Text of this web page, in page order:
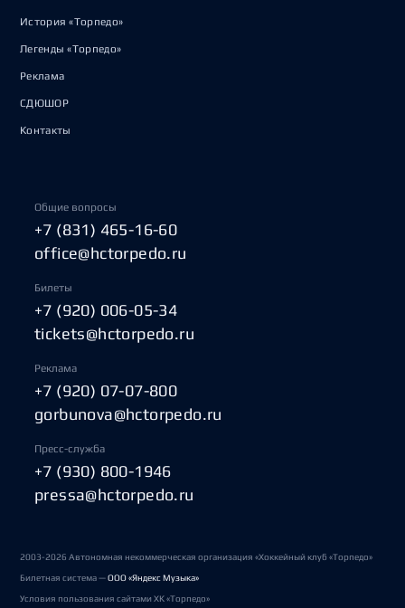
История «Торпедо»
Легенды «Торпедо»
Реклама
СДЮШОР
Контакты
Общие вопросы
+7 (831) 465-16-60
office@hctorpedo.ru
Билеты
+7 (920) 006-05-34
tickets@hctorpedo.ru
Реклама
+7 (920) 07-07-800
gorbunova@hctorpedo.ru
Пресс-служба
+7 (930) 800-1946
pressa@hctorpedo.ru
2003-2026 Автономная некоммерческая организация «Хоккейный клуб «Торпедо»
Билетная система —ООО «Яндекс Музыка»
Условия пользования сайтами ХК «Торпедо»